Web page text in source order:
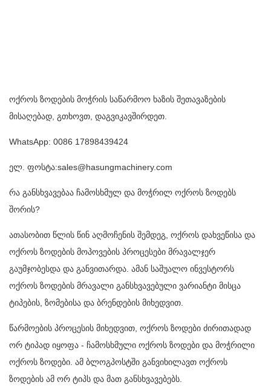
ოქროს ზოდების მოჭრის საწარმოო ხაზის შეთავაზების
მისაღებად, გთხოვთ, დაგვიკავშირდეთ.
WhatsApp: 0086 17898439424
ელ. ფოსტა:sales@hasungmachinery.com
რა განსხვავებაა ჩამოსხმულ და მოჭრილ ოქროს ზოდებს
შორის?
ათასობით წლის წინ აღმოჩენის შემდეგ, ოქროს დახვეწისა და
ოქროს ზოდების მოპოვების პროცესები მრავალჯერ
გაუმჯობესდა და განვითარდა. ამან საშუალო ინვესტორს
ოქროს ზოდების მრავალი განსხვავებული ვარიანტი მისცა
ტიპების, ზომებისა და ბრენდების მიხედვით.
წარმოების პროცესის მიხედვით, ოქროს ზოდები ძირითადად
ორ ტიპად იყოფა - ჩამოსხმული ოქროს ზოდები და მოჭრილი
ოქროს ზოდები. ამ ბლოგპოსტში განვიხილავთ ოქროს
ზოდების ამ ორ ტიპს და მათ განსხვავებებს.